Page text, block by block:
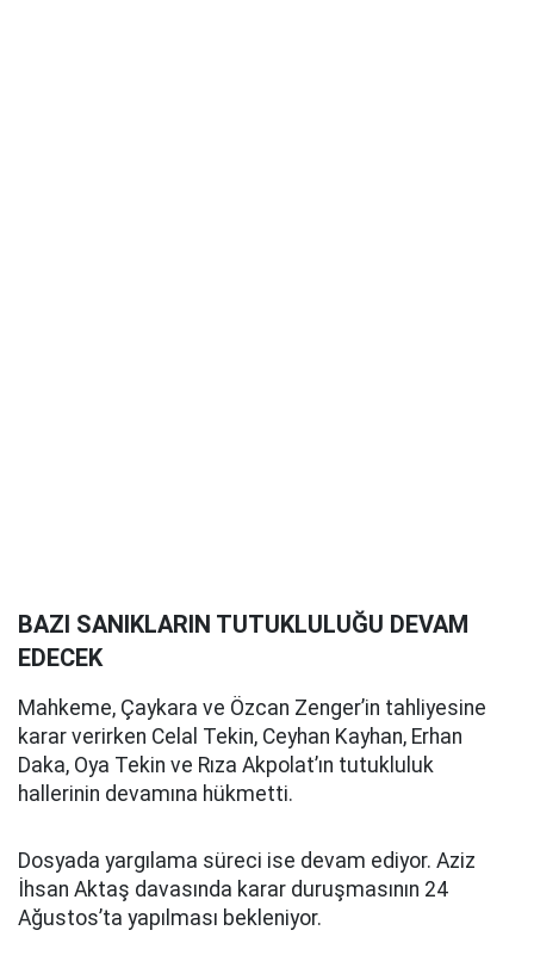
BAZI SANIKLARIN TUTUKLULUĞU DEVAM
EDECEK
Mahkeme, Çaykara ve Özcan Zenger’in tahliyesine
karar verirken Celal Tekin, Ceyhan Kayhan, Erhan
Daka, Oya Tekin ve Rıza Akpolat’ın tutukluluk
hallerinin devamına hükmetti.
Dosyada yargılama süreci ise devam ediyor. Aziz
İhsan Aktaş davasında karar duruşmasının 24
Ağustos’ta yapılması bekleniyor.